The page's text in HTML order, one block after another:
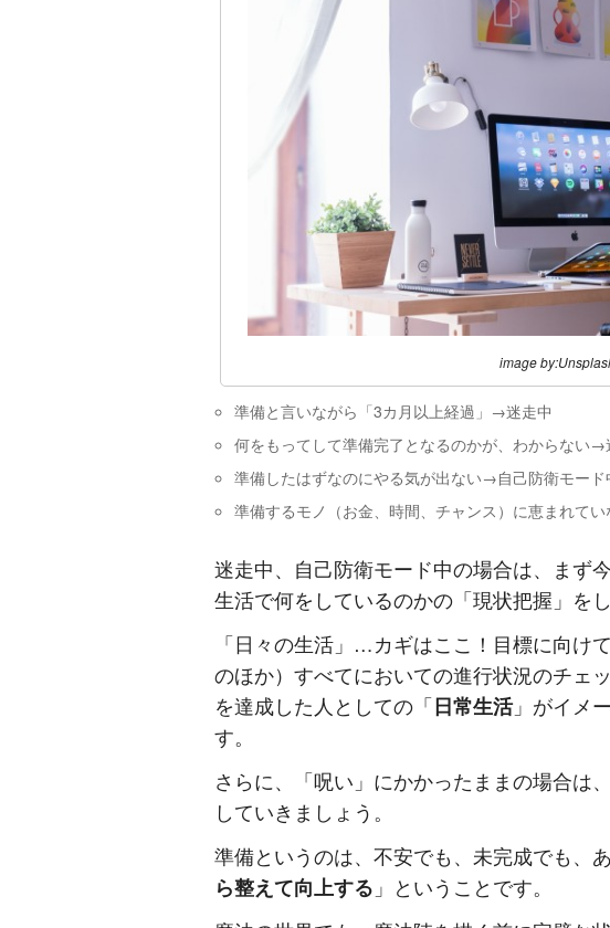
image
準備と言いながら「3カ月以上経過」→迷走中
何をもってして準備完了となるのかが、わからない→
準備したはずなのにやる気が出ない→自己防衛モード
準備するモノ（お金、時間、チャンス）に恵まれて
迷走中、自己防衛モード中の場合は、まず
生活で何をしているのかの「現状把握」を
「日々の生活」…カギはここ！目標に向け
のほか）すべてにおいての進行状況のチェ
を達成した人としての「日常生活」がイメ
す。
さらに、「呪い」にかかったままの場合は
していきましょう。
準備というのは、不安でも、未完成でも、
ら整えて向上する 」ということです。